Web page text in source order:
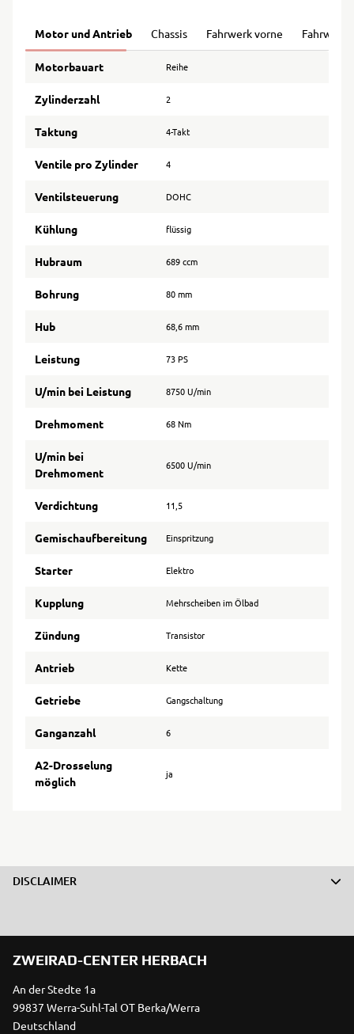
Motor und Antrieb Chassis Fahrwerk vorne Fahrwerk
Motorbauart Reihe
Zylinderzahl 2
Taktung 4-Takt
Ventile pro Zylinder 4
Ventilsteuerung DOHC
Kühlung flüssig
Hubraum 689 ccm
Bohrung 80 mm
Hub 68,6 mm
Leistung 73 PS
U/min bei Leistung 8750 U/min
Drehmoment 68 Nm
U/min bei
Drehmoment
6500 U/min
Verdichtung 11,5
Gemischaufbereitung Einspritzung
Starter Elektro
Kupplung Mehrscheiben im Ölbad
Zündung Transistor
Antrieb Kette
Getriebe Gangschaltung
Ganganzahl 6
A2-Drosselung
möglich
ja
DISCLAIMER
ZWEIRAD-CENTER HERBACH
An der Stedte 1a
99837 Werra-Suhl-Tal OT Berka/Werra
Deutschland